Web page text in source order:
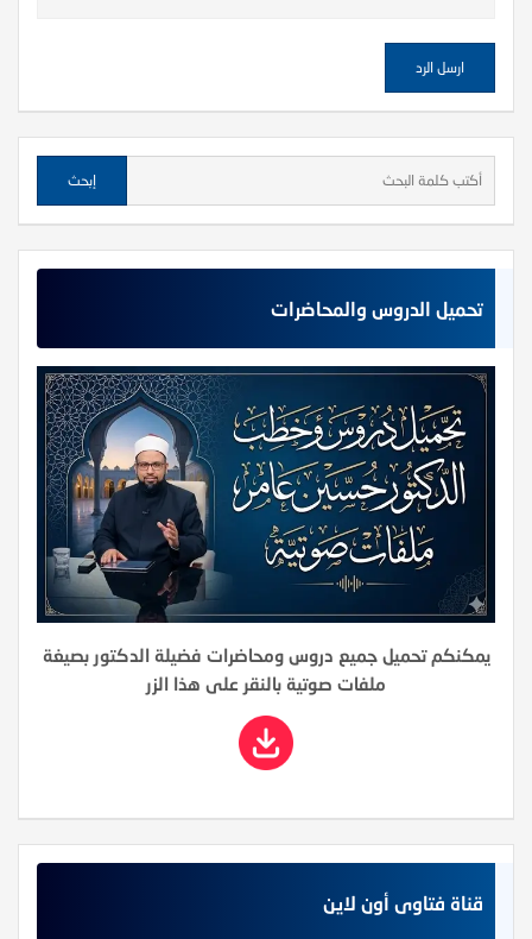
تحميل الدروس والمحاضرات
يمكنكم تحميل جميع دروس ومحاضرات فضيلة الدكتور بصيغة
ملفات صوتية بالنقر على هذا الزر
قناة فتاوى أون لاين